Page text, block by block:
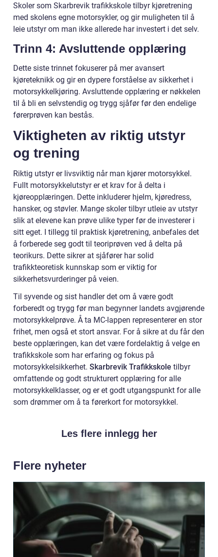
Skoler som Skarbrevik trafikkskole tilbyr kjøretrening
med skolens egne motorsykler, og gir muligheten til å
leie utstyr om man ikke allerede har investert i det selv.
Trinn 4: Avsluttende opplæring
Dette siste trinnet fokuserer på mer avansert
kjøreteknikk og gir en dypere forståelse av sikkerhet i
motorsykkelkjøring. Avsluttende opplæring er nøkkelen
til å bli en selvstendig og trygg sjåfør før den endelige
førerprøven kan bestås.
Viktigheten av riktig utstyr
og trening
Riktig utstyr er livsviktig når man kjører motorsykkel.
Fullt motorsykkelutstyr er et krav for å delta i
kjøreopplæringen. Dette inkluderer hjelm, kjøredress,
hansker, og støvler. Mange skoler tilbyr utleie av utstyr
slik at elevene kan prøve ulike typer før de investerer i
sitt eget. I tillegg til praktisk kjøretrening, anbefales det
å forberede seg godt til teoriprøven ved å delta på
teorikurs. Dette sikrer at sjåfører har solid
trafikkteoretisk kunnskap som er viktig for
sikkerhetsvurderinger på veien.
Til syvende og sist handler det om å være godt
forberedt og trygg før man begynner landets avgjørende
motorsykkelprøve. Å ta MC-lappen representerer en stor
frihet, men også et stort ansvar. For å sikre at du får den
beste opplæringen, kan det være fordelaktig å velge en
trafikkskole som har erfaring og fokus på
motorsykkelsikkerhet. Skarbrevik Trafikkskole tilbyr
omfattende og godt strukturert opplæring for alle
motorsykkelklasser, og er et godt utgangspunkt for alle
som drømmer om å ta førerkort for motorsykkel.
Les flere innlegg her
Flere nyheter